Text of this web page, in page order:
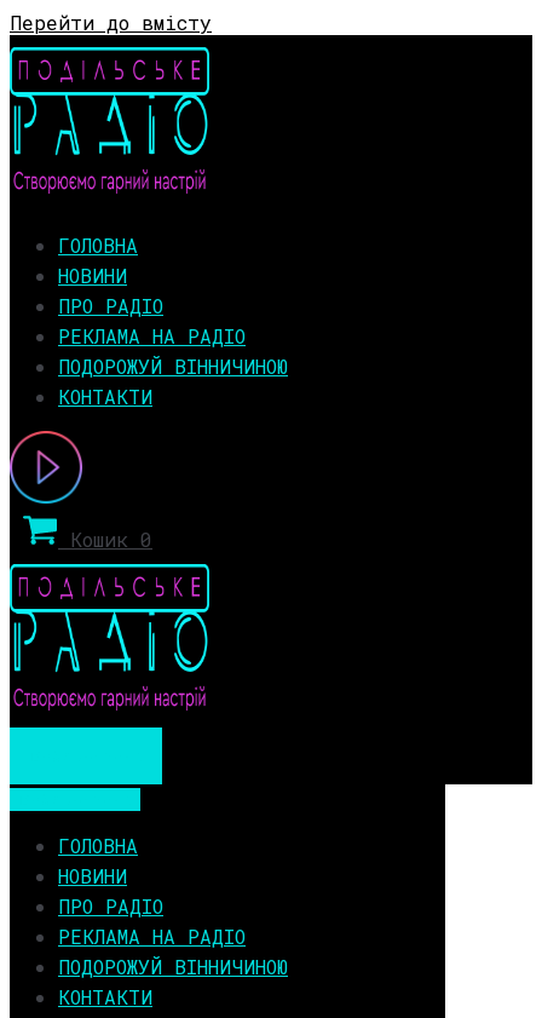
Перейти до вмісту
ГОЛОВНА
НОВИНИ
ПРО РАДІО
РЕКЛАМА НА РАДІО
ПОДОРОЖУЙ ВІННИЧИНОЮ
КОНТАКТИ
Кошик 0
ГОЛОВНА
НОВИНИ
ПРО РАДІО
РЕКЛАМА НА РАДІО
ПОДОРОЖУЙ ВІННИЧИНОЮ
КОНТАКТИ